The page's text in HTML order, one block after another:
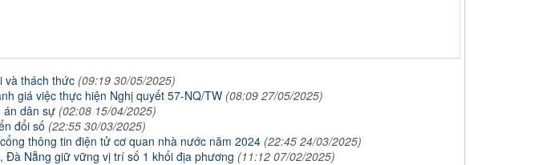
và thách thức (09:19 30/05/2025)
giá việc thực hiện Nghị quyết 57-NQ/TW (08:09 27/05/2025)
án dân sự (02:08 15/04/2025)
đổi số (22:55 30/03/2025)
thông tin điện tử cơ quan nhà nước năm 2024 (22:45 24/03/2025)
Đà Nẵng giữ vững vị trí số 1 khối địa phương (11:12 07/02/2025)